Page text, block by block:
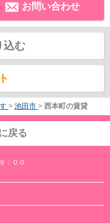
お問い合わせ
込む
> 池田市 > 西本町の賃貸
戻る
：００